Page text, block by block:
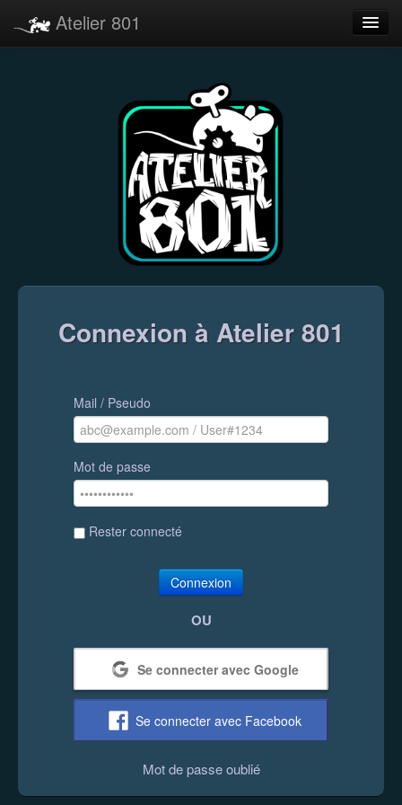
Atelier 801
Connexion à Atelier 801
Mail / Pseudo
Mot de passe
Rester connecté
Connexion
OU
Se connecter avec Google
Se connecter avec Facebook
Mot de passe oublié